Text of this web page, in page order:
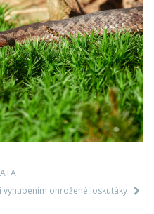
ohrožené loskutáky